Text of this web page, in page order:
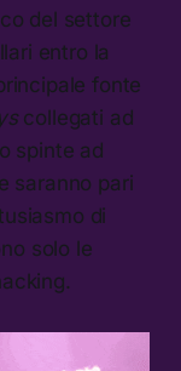
del settore
entro la
fonte
collegati ad
spinte ad
saranno pari
di
solo le